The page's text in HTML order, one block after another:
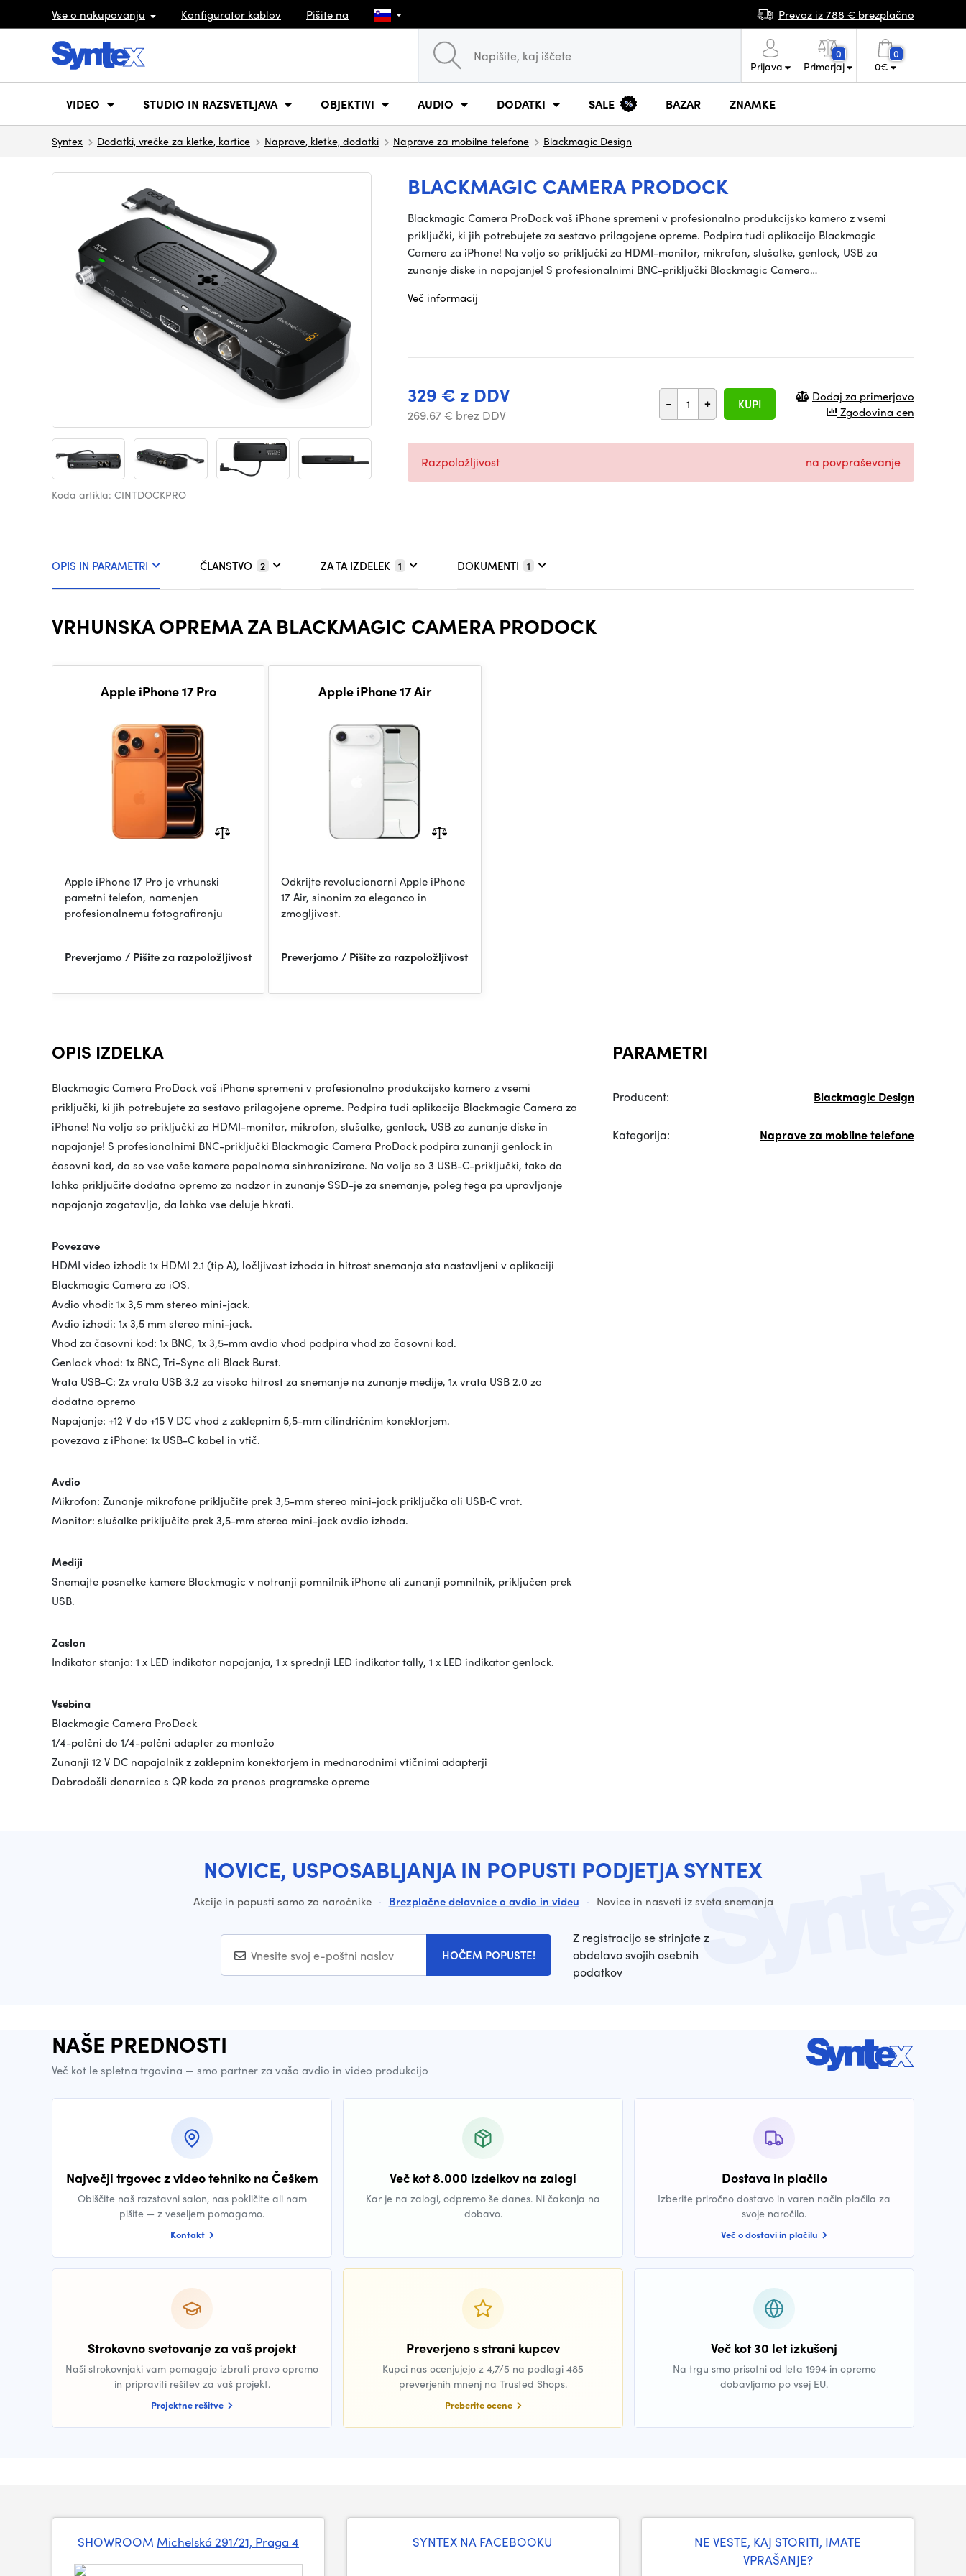
Vse o nakupovanju Konfigurator kablov Pišite na Prevoz iz 788 € brezplačno
Prijava
0
Primerjaj
0
0€
VIDEO STUDIO IN RAZSVETLJAVA OBJEKTIVI AUDIO DODATKI SALE BAZAR ZNAMKE
Syntex Dodatki, vrečke za kletke, kartice Naprave, kletke, dodatki Naprave za mobilne telefone Blackmagic Design
BLACKMAGIC CAMERA PRODOCK
Koda artikla: CINTDOCKPRO
Blackmagic Camera ProDock vaš iPhone spremeni v profesionalno produkcijsko kamero z vsemi
priključki, ki jih potrebujete za sestavo prilagojene opreme. Podpira tudi aplikacijo Blackmagic
Camera za iPhone! Na voljo so priključki za HDMI-monitor, mikrofon, slušalke, genlock, USB za
zunanje diske in napajanje! S profesionalnimi BNC-priključki Blackmagic Camera…
Več informacij
329 € z DDV
269.67 € brez DDV
- + KUPI
Dodaj za primerjavo
Zgodovina cen
Razpoložljivost na povpraševanje
OPIS IN PARAMETRI ČLANSTVO 2 ZA TA IZDELEK 1 DOKUMENTI 1
VRHUNSKA OPREMA ZA BLACKMAGIC CAMERA PRODOCK
Apple iPhone 17 Pro
Apple iPhone 17 Pro je vrhunski
pametni telefon, namenjen
profesionalnemu fotografiranju
Preverjamo / Pišite za razpoložljivost
Apple iPhone 17 Air
Odkrijte revolucionarni Apple iPhone
17 Air, sinonim za eleganco in
zmogljivost.
Preverjamo / Pišite za razpoložljivost
OPIS IZDELKA
Blackmagic Camera ProDock vaš iPhone spremeni v profesionalno produkcijsko kamero z vsemi
priključki, ki jih potrebujete za sestavo prilagojene opreme. Podpira tudi aplikacijo Blackmagic Camera za
iPhone! Na voljo so priključki za HDMI-monitor, mikrofon, slušalke, genlock, USB za zunanje diske in
napajanje! S profesionalnimi BNC-priključki Blackmagic Camera ProDock podpira zunanji genlock in
časovni kod, da so vse vaše kamere popolnoma sinhronizirane. Na voljo so 3 USB-C-priključki, tako da
lahko priključite dodatno opremo za nadzor in zunanje SSD-je za snemanje, poleg tega pa upravljanje
napajanja zagotavlja, da lahko vse deluje hkrati.
Povezave
HDMI video izhodi: 1x HDMI 2.1 (tip A), ločljivost izhoda in hitrost snemanja sta nastavljeni v aplikaciji
Blackmagic Camera za iOS.
Avdio vhodi: 1x 3,5 mm stereo mini-jack.
Avdio izhodi: 1x 3,5 mm stereo mini-jack.
Vhod za časovni kod: 1x BNC, 1x 3,5-mm avdio vhod podpira vhod za časovni kod.
Genlock vhod: 1x BNC, Tri-Sync ali Black Burst.
Vrata USB-C: 2x vrata USB 3.2 za visoko hitrost za snemanje na zunanje medije, 1x vrata USB 2.0 za
dodatno opremo
Napajanje: +12 V do +15 V DC vhod z zaklepnim 5,5-mm cilindričnim konektorjem.
povezava z iPhone: 1x USB-C kabel in vtič.
Avdio
Mikrofon: Zunanje mikrofone priključite prek 3,5-mm stereo mini-jack priključka ali USB‑C vrat.
Monitor: slušalke priključite prek 3,5-mm stereo mini-jack avdio izhoda.
Mediji
Snemajte posnetke kamere Blackmagic v notranji pomnilnik iPhone ali zunanji pomnilnik, priključen prek
USB.
Zaslon
Indikator stanja: 1 x LED indikator napajanja, 1 x sprednji LED indikator tally, 1 x LED indikator genlock.
Vsebina
Blackmagic Camera ProDock
1/4-palčni do 1/4-palčni adapter za montažo
Zunanji 12 V DC napajalnik z zaklepnim konektorjem in mednarodnimi vtičnimi adapterji
Dobrodošli denarnica s QR kodo za prenos programske opreme
PARAMETRI
Producent: Blackmagic Design
Kategorija: Naprave za mobilne telefone
NOVICE, USPOSABLJANJA IN POPUSTI PODJETJA SYNTEX
Akcije in popusti samo za naročnike · Brezplačne delavnice o avdio in videu · Novice in nasveti iz sveta snemanja
HOČEM POPUSTE!
Z registracijo se strinjate z
obdelavo svojih osebnih
podatkov
NAŠE PREDNOSTI
Več kot le spletna trgovina — smo partner za vašo avdio in video produkcijo
Največji trgovec z video tehniko na Češkem
Obiščite naš razstavni salon, nas pokličite ali nam
pišite — z veseljem pomagamo.
Kontakt
Več kot 8.000 izdelkov na zalogi
Kar je na zalogi, odpremo še danes. Ni čakanja na
dobavo.
Dostava in plačilo
Izberite priročno dostavo in varen način plačila za
svoje naročilo.
Več o dostavi in plačilu
Strokovno svetovanje za vaš projekt
Naši strokovnjaki vam pomagajo izbrati pravo opremo
in pripraviti rešitev za vaš projekt.
Projektne rešitve
Preverjeno s strani kupcev
Kupci nas ocenjujejo z 4,7/5 na podlagi 485
preverjenih mnenj na Trusted Shops.
Preberite ocene
Več kot 30 let izkušenj
Na trgu smo prisotni od leta 1994 in opremo
dobavljamo po vsej EU.
SHOWROOM Michelská 291/21, Praga 4 SYNTEX NA FACEBOOKU
NE VESTE, KAJ STORITI, IMATE
VPRAŠANJE?